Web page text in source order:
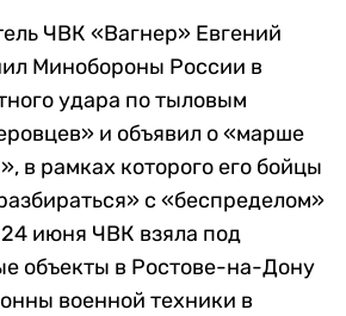
ЧВК «Вагнер» Евгений
Минобороны России в
удара по тыловым
и объявил о «марше
в рамках которого его бойцы
с «беспределом»
июня ЧВК взяла под
объекты в Ростове-на-Дону
военной техники в